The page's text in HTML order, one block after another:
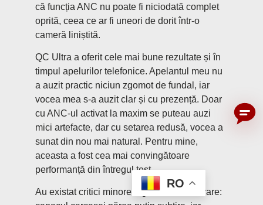
că funcția ANC nu poate fi niciodată complet
oprită, ceea ce ar fi uneori de dorit într-o
cameră liniștită.
QC Ultra a oferit cele mai bune rezultate și în
timpul apelurilor telefonice. Apelantul meu nu
a auzit practic niciun zgomot de fundal, iar
vocea mea s-a auzit clar și cu prezență. Doar
cu ANC-ul activat la maxim se puteau auzi
mici artefacte, dar cu setarea redusă, vocea a
sunat din nou mai natural. Pentru mine,
aceasta a fost cea mai convingătoare
performanță din întregul test.
Au existat critici minore legate de manevrare:
RO